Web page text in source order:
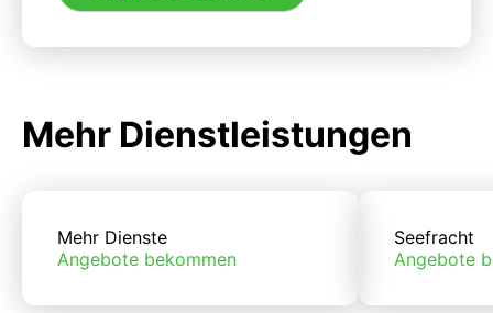
Mehr Dienstleistungen
Mehr Dienste
Angebote bekommen
Seefracht
Angebote